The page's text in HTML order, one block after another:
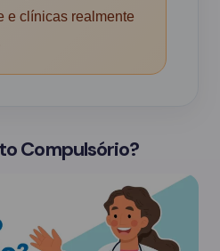
e clínicas realmente
Compulsório?